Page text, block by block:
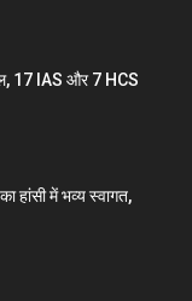
17 IAS और 7 HCS
हांसी में भव्य स्वागत,